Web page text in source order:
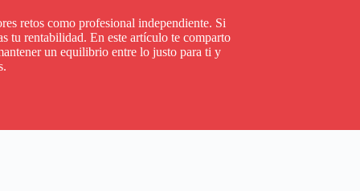
retos como profesional independiente. Si
tu rentabilidad. En este artículo te comparto
un equilibrio entre lo justo para ti y